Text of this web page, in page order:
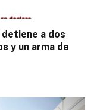
a dos
y un arma de